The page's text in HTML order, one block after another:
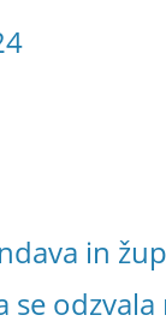
in
se odzvala